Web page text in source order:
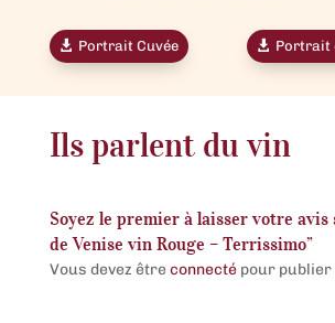
Portrait Cuvée Portrait
Ils parlent du vin
Soyez le premier à laisser votre avis
de Venise vin Rouge – Terrissimo”
Vous devez êtreconnectépour publier